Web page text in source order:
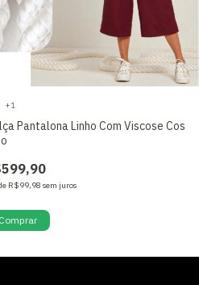
Pantalona Linho Com Viscose Cos
R$99,98 sem juros
+1
Comprar